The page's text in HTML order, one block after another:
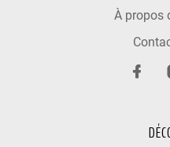
À propos